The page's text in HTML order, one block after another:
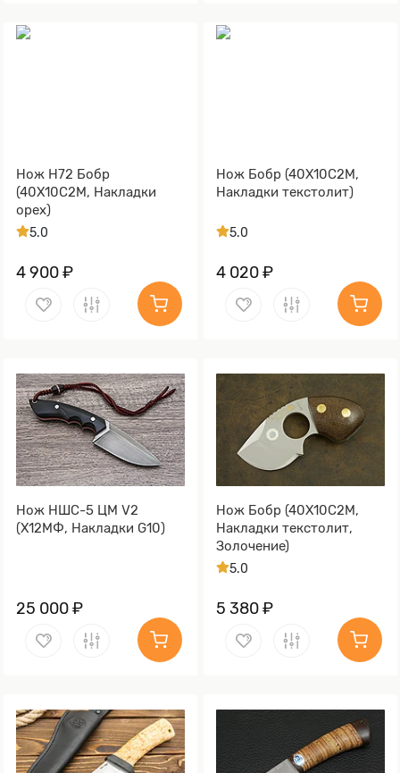
Нож Н72 Бобр
(40Х10С2М, Накладки
орех)
5.0
4 900 ₽
Нож Бобр (40Х10С2М,
Накладки текстолит)
5.0
4 020 ₽
Нож НШС-5 ЦМ V2
(Х12МФ, Накладки G10)
25 000 ₽
Нож Бобр (40Х10С2М,
Накладки текстолит,
Золочение)
5.0
5 380 ₽